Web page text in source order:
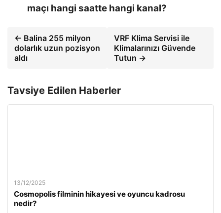
maçı hangi saatte hangi kanal?
← Balina 255 milyon
dolarlık uzun pozisyon
aldı
VRF Klima Servisi ile
Klimalarınızı Güvende
Tutun →
Tavsiye Edilen Haberler
13/12/2025
Cosmopolis filminin hikayesi ve oyuncu kadrosu
nedir?